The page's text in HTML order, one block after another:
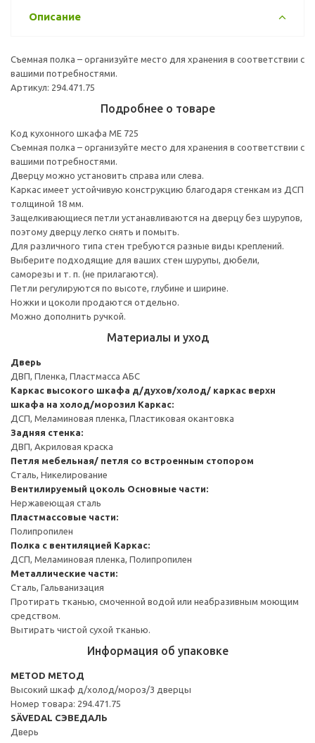
Описание
Съемная полка – организуйте место для хранения в соответствии с
вашими потребностями.
Артикул: 294.471.75
Подробнее о товаре
Код кухонного шкафа ME 725
Съемная полка – организуйте место для хранения в соответствии с
вашими потребностями.
Дверцу можно установить справа или слева.
Каркас имеет устойчивую конструкцию благодаря стенкам из ДСП
толщиной 18 мм.
Защелкивающиеся петли устанавливаются на дверцу без шурупов,
поэтому дверцу легко снять и помыть.
Для различного типа стен требуются разные виды креплений.
Выберите подходящие для ваших стен шурупы, дюбели,
саморезы и т. п. (не прилагаются).
Петли регулируются по высоте, глубине и ширине.
Ножки и цоколи продаются отдельно.
Можно дополнить ручкой.
Материалы и уход
Дверь
ДВП, Пленка, Пластмасса АБС
Каркас высокого шкафа д/духов/холод/ каркас верхн
шкафа на холод/морозил Каркас:
ДСП, Меламиновая пленка, Пластиковая окантовка
Задняя стенка:
ДВП, Акриловая краска
Петля мебельная/ петля со встроенным стопором
Сталь, Никелирование
Вентилируемый цоколь Основные части:
Нержавеющая сталь
Пластмассовые части:
Полипропилен
Полка с вентиляцией Каркас:
ДСП, Меламиновая пленка, Полипропилен
Металлические части:
Сталь, Гальванизация
Протирать тканью, смоченной водой или неабразивным моющим
средством.
Вытирать чистой сухой тканью.
Информация об упаковке
METOD МЕТОД
Высокий шкаф д/холод/мороз/3 дверцы
Номер товара: 294.471.75
SÄVEDAL СЭВЕДАЛЬ
Дверь